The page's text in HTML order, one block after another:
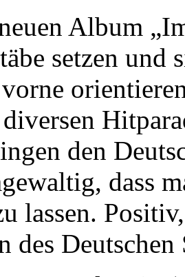
Album
setzen und
den
dass
lassen.
des Deutschen